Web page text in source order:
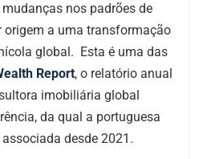
nos padrões de
origem a uma transformação
global. Esta é uma das
Report, o relatório anual
imobiliária global
da qual a portuguesa
desde 2021.